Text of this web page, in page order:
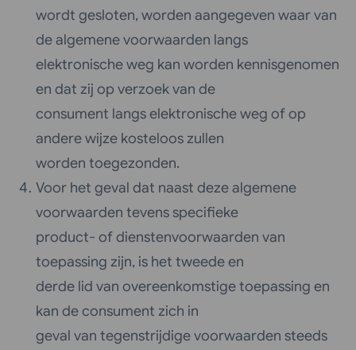
wordt gesloten, worden aangegeven waar van
de algemene voorwaarden langs
elektronische weg kan worden kennisgenomen
en dat zij op verzoek van de
consument langs elektronische weg of op
andere wijze kosteloos zullen
worden toegezonden.
Voor het geval dat naast deze algemene
voorwaarden tevens specifieke
product- of dienstenvoorwaarden van
toepassing zijn, is het tweede en
derde lid van overeenkomstige toepassing en
kan de consument zich in
geval van tegenstrijdige voorwaarden steeds